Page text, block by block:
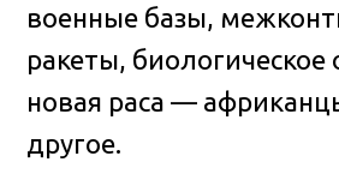
военные базы,
ракеты, биологическое
новая раса —
другое.